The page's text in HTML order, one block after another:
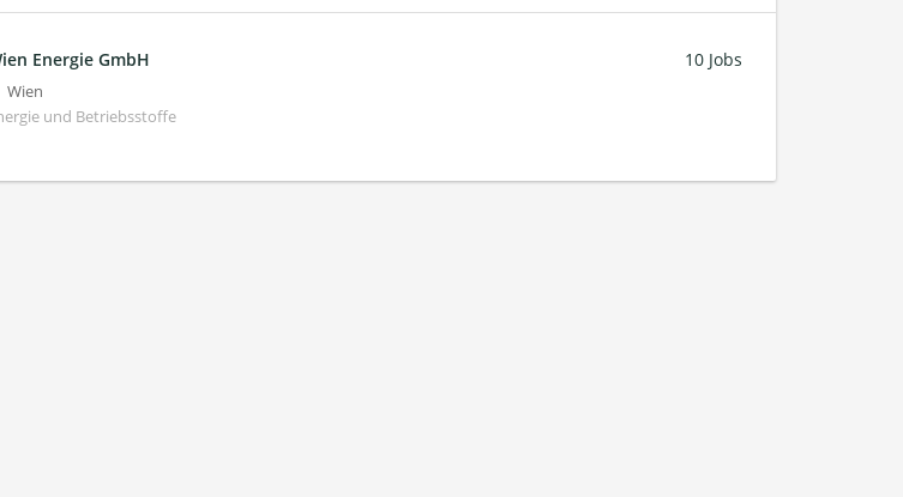
Energie GmbH
Wien
und Betriebsstoffe
10 Jobs